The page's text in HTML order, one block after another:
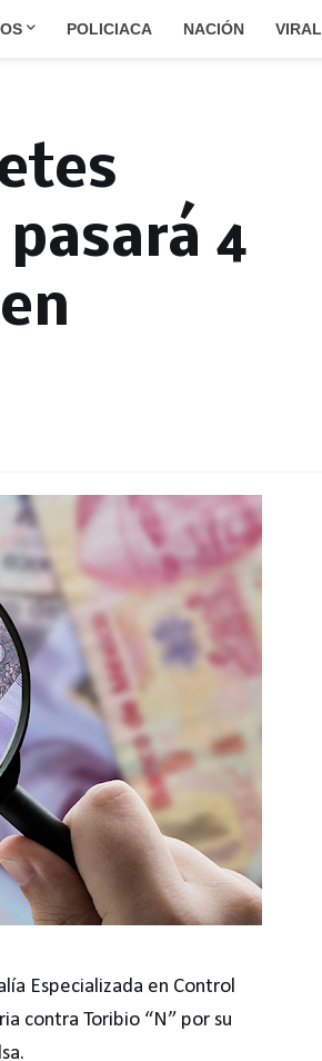
POLICIACA NACIÓN VIRAL
4
Especializada en Control
contra Toribio “N” por su